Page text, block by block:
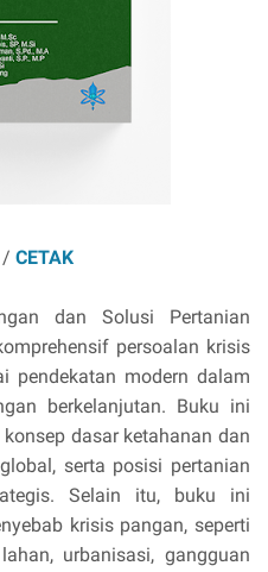
/ CETAK
dan Solusi Pertanian
persoalan krisis
pendekatan modern dalam
berkelanjutan. Buku ini
dasar ketahanan dan
serta posisi pertanian
Selain itu, buku ini
krisis pangan, seperti
urbanisasi, gangguan